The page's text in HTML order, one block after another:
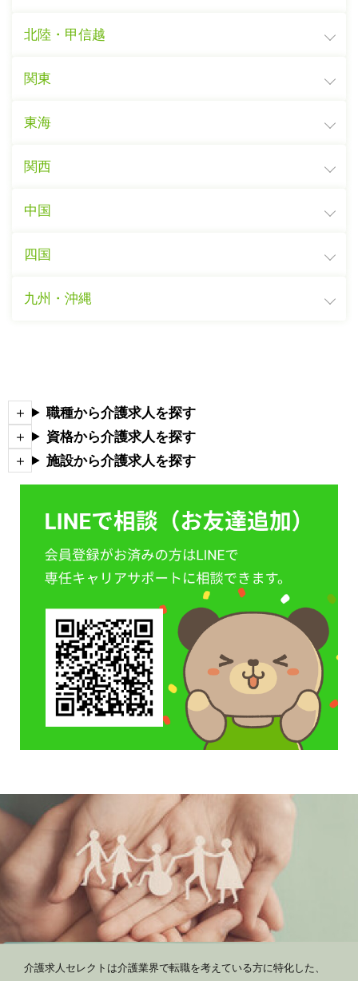
北陸・甲信越
関東
東海
関西
中国
四国
九州・沖縄
職種から介護求人を探す
資格から介護求人を探す
施設から介護求人を探す
介護求人セレクトは介護業界で転職を考えている方に特化した、